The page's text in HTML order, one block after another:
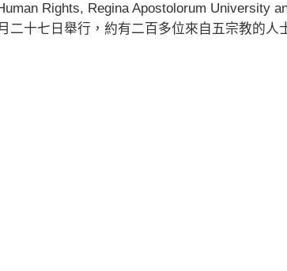
Rights, Regina Apostolorum University
二十七日舉行，約有二百多位來自五宗教的人